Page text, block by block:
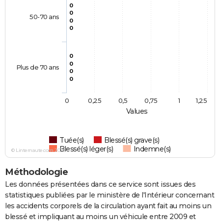
Values
0
0
0
0
0
0
0
0
Tuée(s)
Blessé(s) grave(s)
Blessé(s) léger(s)
Indemne(s)
50-70 ans
Plus de 70 ans
0 1
0,25 0,5 0,75 1,25
© Linternaute.com 2026
Méthodologie
Les données présentées dans ce service sont issues des
statistiques publiées par le ministère de l'Intérieur concernant
les accidents corporels de la circulation ayant fait au moins un
blessé et impliquant au moins un véhicule entre 2009 et